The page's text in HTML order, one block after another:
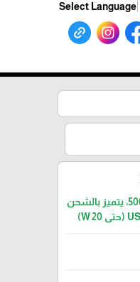
Select Language
جهاز Lenyes PW037D باور بانك أنيق ومضغوط بسعة 5000mAh، يتميز بالشحن